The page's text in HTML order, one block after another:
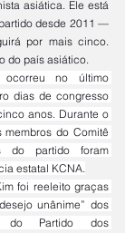
asiática. Ele está
desde 2011 —
por mais cinco.
do país asiático.
dias de congresso
anos. Durante o
membros do Comitê
do partido foram
estatal KCNA.
unânime” dos
do Partido dos